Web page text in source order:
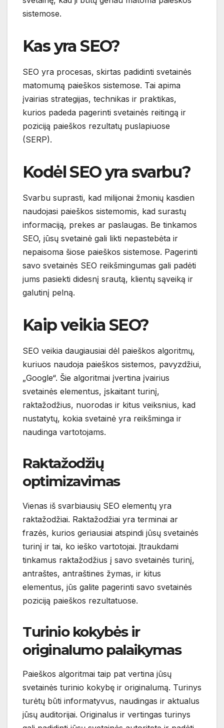
sistemose.
Kas yra SEO?
SEO yra procesas, skirtas padidinti svetainės
matomumą paieškos sistemose. Tai apima
įvairias strategijas, technikas ir praktikas,
kurios padeda pagerinti svetainės reitingą ir
poziciją paieškos rezultatų puslapiuose
(SERP).
Kodėl SEO yra svarbu?
Svarbu suprasti, kad milijonai žmonių kasdien
naudojasi paieškos sistemomis, kad surastų
informaciją, prekes ar paslaugas. Be tinkamos
SEO, jūsų svetainė gali likti nepastebėta ir
nepaisoma šiose paieškos sistemose. Pagerinti
savo svetainės SEO reikšmingumas gali padėti
jums pasiekti didesnį srautą, klientų sąveiką ir
galutinį pelną.
Kaip veikia SEO?
SEO veikia daugiausiai dėl paieškos algoritmų,
kuriuos naudoja paieškos sistemos, pavyzdžiui,
„Google“. Šie algoritmai įvertina įvairius
svetainės elementus, įskaitant turinį,
raktažodžius, nuorodas ir kitus veiksnius, kad
nustatytų, kokia svetainė yra reikšminga ir
naudinga vartotojams.
Raktažodžių
optimizavimas
Vienas iš svarbiausių SEO elementų yra
raktažodžiai. Raktažodžiai yra terminai ar
frazės, kurios geriausiai atspindi jūsų svetainės
turinį ir tai, ko ieško vartotojai. Įtraukdami
tinkamus raktažodžius į savo svetainės turinį,
antraštes, antraštines žymas, ir kitus
elementus, jūs galite pagerinti savo svetainės
poziciją paieškos rezultatuose.
Turinio kokybės ir
originalumo palaikymas
Paieškos algoritmai taip pat vertina jūsų
svetainės turinio kokybę ir originalumą. Turinys
turėtų būti informatyvus, naudingas ir aktualus
jūsų auditorijai. Originalus ir vertingas turinys